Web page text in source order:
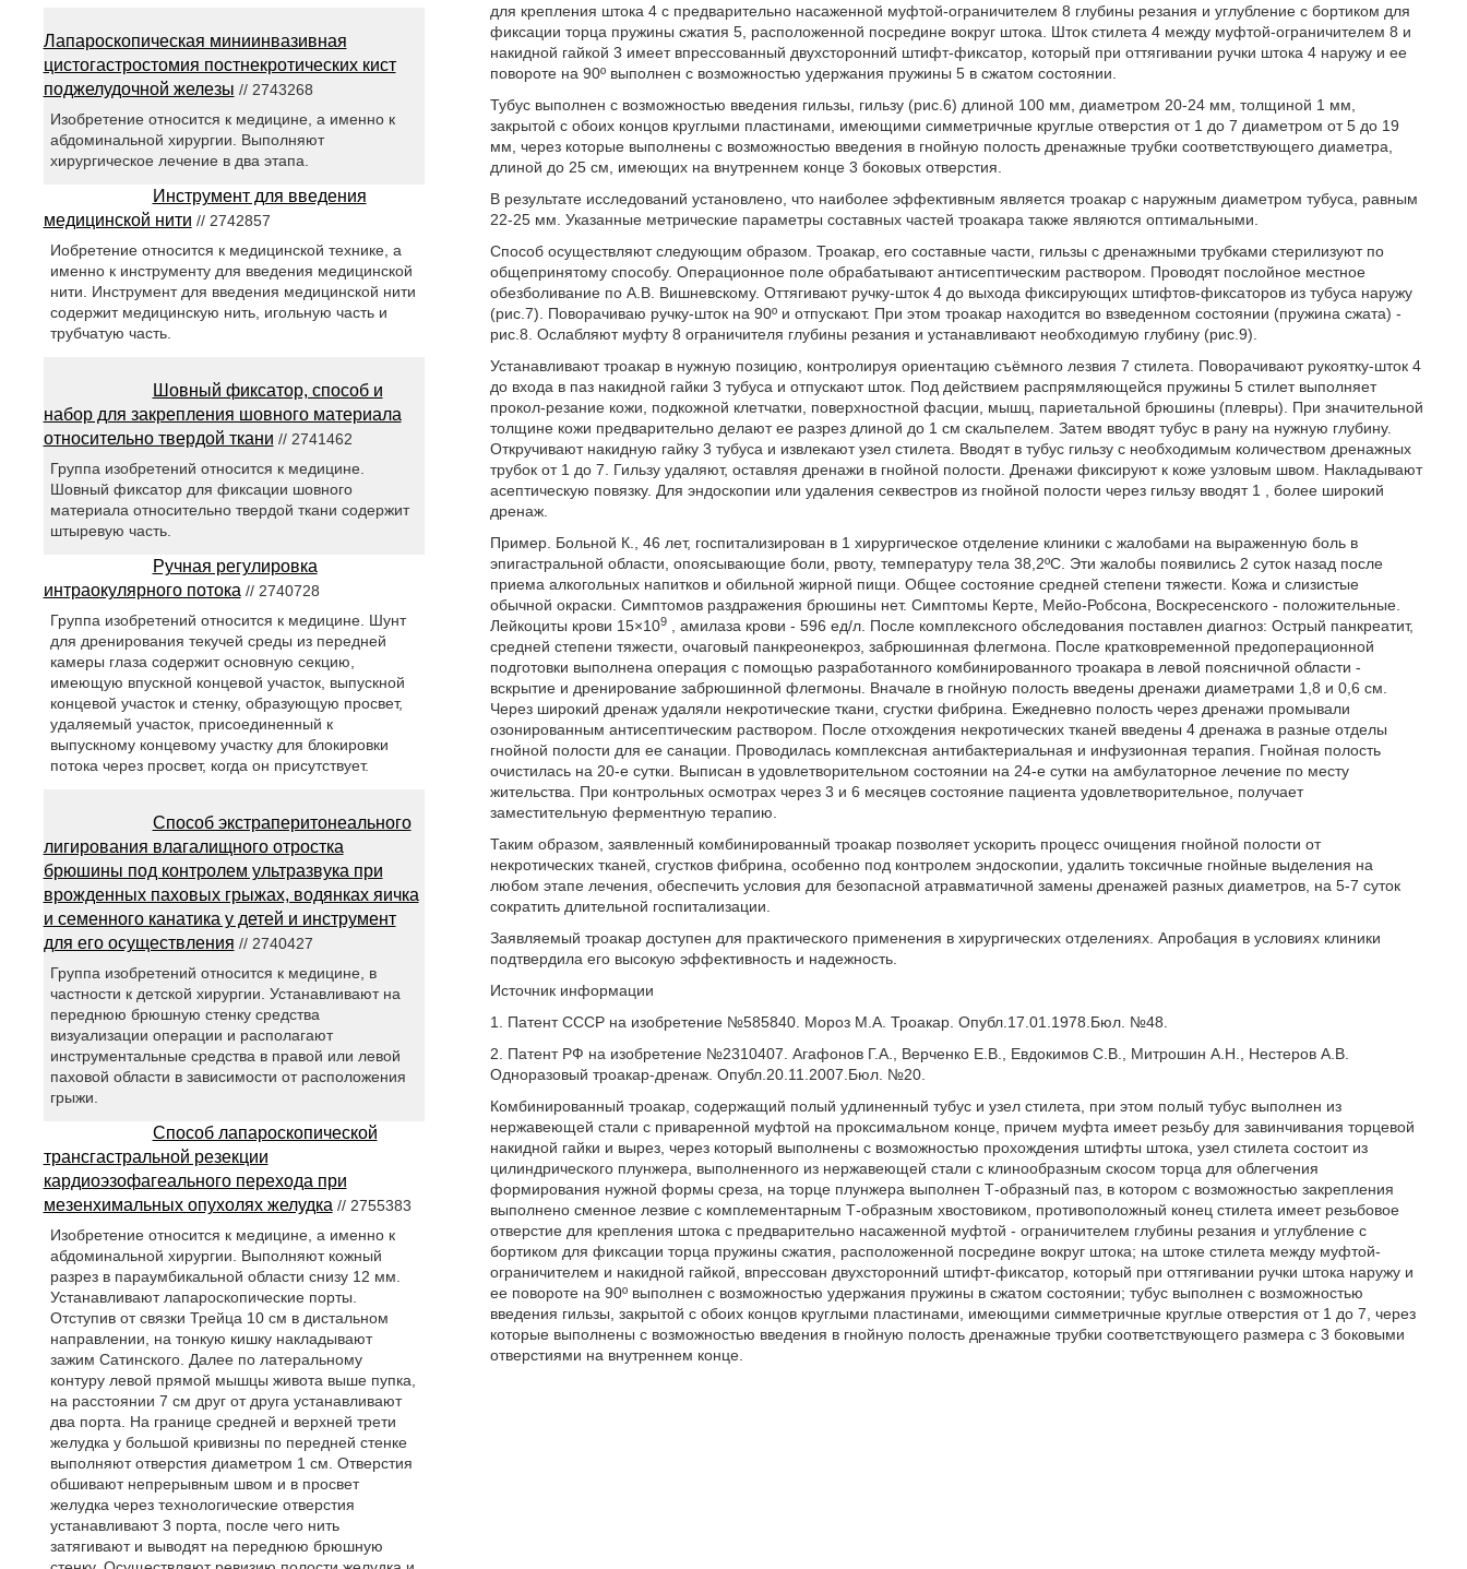
для крепления штока 4 с предварительно насаженной муфтой-ограничителем 8 глубины резания и углубление с бортиком для
фиксации торца пружины сжатия 5, расположенной посредине вокруг штока. Шток стилета 4 между муфтой-ограничителем 8 и
накидной гайкой 3 имеет впрессованный двухсторонний штифт-фиксатор, который при оттягивании ручки штока 4 наружу и ее
повороте на 90º выполнен с возможностью удержания пружины 5 в сжатом состоянии.
Тубус выполнен с возможностью введения гильзы, гильзу (рис.6) длиной 100 мм, диаметром 20-24 мм, толщиной 1 мм,
закрытой с обоих концов круглыми пластинами, имеющими симметричные круглые отверстия от 1 до 7 диаметром от 5 до 19
мм, через которые выполнены с возможностью введения в гнойную полость дренажные трубки соответствующего диаметра,
длиной до 25 см, имеющих на внутреннем конце 3 боковых отверстия.
В результате исследований установлено, что наиболее эффективным является троакар с наружным диаметром тубуса, равным
22-25 мм. Указанные метрические параметры составных частей троакара также являются оптимальными.
Способ осуществляют следующим образом. Троакар, его составные части, гильзы с дренажными трубками стерилизуют по
общепринятому способу. Операционное поле обрабатывают антисептическим раствором. Проводят послойное местное
обезболивание по А.В. Вишневскому. Оттягивают ручку-шток 4 до выхода фиксирующих штифтов-фиксаторов из тубуса наружу
(рис.7). Поворачиваю ручку-шток на 90º и отпускают. При этом троакар находится во взведенном состоянии (пружина сжата) -
рис.8. Ослабляют муфту 8 ограничителя глубины резания и устанавливают необходимую глубину (рис.9).
Устанавливают троакар в нужную позицию, контролируя ориентацию съёмного лезвия 7 стилета. Поворачивают рукоятку-шток 4
до входа в паз накидной гайки 3 тубуса и отпускают шток. Под действием распрямляющейся пружины 5 стилет выполняет
прокол-резание кожи, подкожной клетчатки, поверхностной фасции, мышц, париетальной брюшины (плевры). При значительной
толщине кожи предварительно делают ее разрез длиной до 1 см скальпелем. Затем вводят тубус в рану на нужную глубину.
Откручивают накидную гайку 3 тубуса и извлекают узел стилета. Вводят в тубус гильзу с необходимым количеством дренажных
трубок от 1 до 7. Гильзу удаляют, оставляя дренажи в гнойной полости. Дренажи фиксируют к коже узловым швом. Накладывают
асептическую повязку. Для эндоскопии или удаления секвестров из гнойной полости через гильзу вводят 1 , более широкий
дренаж.
Пример. Больной К., 46 лет, госпитализирован в 1 хирургическое отделение клиники с жалобами на выраженную боль в
эпигастральной области, опоясывающие боли, рвоту, температуру тела 38,2ºС. Эти жалобы появились 2 суток назад после
приема алкогольных напитков и обильной жирной пищи. Общее состояние средней степени тяжести. Кожа и слизистые
обычной окраски. Симптомов раздражения брюшины нет. Симптомы Керте, Мейо-Робсона, Воскресенского - положительные.
Лейкоциты крови 15×109
, амилаза крови - 596 ед/л. После комплексного обследования поставлен диагноз: Острый панкреатит,
средней степени тяжести, очаговый панкреонекроз, забрюшинная флегмона. После кратковременной предоперационной
подготовки выполнена операция с помощью разработанного комбинированного троакара в левой поясничной области -
вскрытие и дренирование забрюшинной флегмоны. Вначале в гнойную полость введены дренажи диаметрами 1,8 и 0,6 см.
Через широкий дренаж удаляли некротические ткани, сгустки фибрина. Ежедневно полость через дренажи промывали
озонированным антисептическим раствором. После отхождения некротических тканей введены 4 дренажа в разные отделы
гнойной полости для ее санации. Проводилась комплексная антибактериальная и инфузионная терапия. Гнойная полость
очистилась на 20-е сутки. Выписан в удовлетворительном состоянии на 24-е сутки на амбулаторное лечение по месту
жительства. При контрольных осмотрах через 3 и 6 месяцев состояние пациента удовлетворительное, получает
заместительную ферментную терапию.
Таким образом, заявленный комбинированный троакар позволяет ускорить процесс очищения гнойной полости от
некротических тканей, сгустков фибрина, особенно под контролем эндоскопии, удалить токсичные гнойные выделения на
любом этапе лечения, обеспечить условия для безопасной атравматичной замены дренажей разных диаметров, на 5-7 суток
сократить длительной госпитализации.
Заявляемый троакар доступен для практического применения в хирургических отделениях. Апробация в условиях клиники
подтвердила его высокую эффективность и надежность.
Источник информации
1. Патент СССР на изобретение №585840. Мороз М.А. Троакар. Опубл.17.01.1978.Бюл. №48.
2. Патент РФ на изобретение №2310407. Агафонов Г.А., Верченко Е.В., Евдокимов С.В., Митрошин А.Н., Нестеров А.В.
Одноразовый троакар-дренаж. Опубл.20.11.2007.Бюл. №20.
Комбинированный троакар, содержащий полый удлиненный тубус и узел стилета, при этом полый тубус выполнен из
нержавеющей стали с приваренной муфтой на проксимальном конце, причем муфта имеет резьбу для завинчивания торцевой
накидной гайки и вырез, через который выполнены с возможностью прохождения штифты штока, узел стилета состоит из
цилиндрического плунжера, выполненного из нержавеющей стали с клинообразным скосом торца для облегчения
формирования нужной формы среза, на торце плунжера выполнен Т-образный паз, в котором с возможностью закрепления
выполнено сменное лезвие с комплементарным Т-образным хвостовиком, противоположный конец стилета имеет резьбовое
отверстие для крепления штока с предварительно насаженной муфтой - ограничителем глубины резания и углубление с
бортиком для фиксации торца пружины сжатия, расположенной посредине вокруг штока; на штоке стилета между муфтой-
ограничителем и накидной гайкой, впрессован двухсторонний штифт-фиксатор, который при оттягивании ручки штока наружу и
ее повороте на 90º выполнен с возможностью удержания пружины в сжатом состоянии; тубус выполнен с возможностью
введения гильзы, закрытой с обоих концов круглыми пластинами, имеющими симметричные круглые отверстия от 1 до 7, через
которые выполнены с возможностью введения в гнойную полость дренажные трубки соответствующего размера с 3 боковыми
отверстиями на внутреннем конце.
Лапароскопическая миниинвазивная
цистогастростомия постнекротических кист
поджелудочной железы // 2743268
Изобретение относится к медицине, а именно к
абдоминальной хирургии. Выполняют
хирургическое лечение в два этапа.
Инструмент для введения
медицинской нити // 2742857
Иобретение относится к медицинской технике, а
именно к инструменту для введения медицинской
нити. Инструмент для введения медицинской нити
содержит медицинскую нить, игольную часть и
трубчатую часть.
Шовный фиксатор, способ и
набор для закрепления шовного материала
относительно твердой ткани // 2741462
Группа изобретений относится к медицине.
Шовный фиксатор для фиксации шовного
материала относительно твердой ткани содержит
штыревую часть.
Ручная регулировка
интраокулярного потока // 2740728
Группа изобретений относится к медицине. Шунт
для дренирования текучей среды из передней
камеры глаза содержит основную секцию,
имеющую впускной концевой участок, выпускной
концевой участок и стенку, образующую просвет,
удаляемый участок, присоединенный к
выпускному концевому участку для блокировки
потока через просвет, когда он присутствует.
Способ экстраперитонеального
лигирования влагалищного отростка
брюшины под контролем ультразвука при
врожденных паховых грыжах, водянках яичка
и семенного канатика у детей и инструмент
для его осуществления // 2740427
Группа изобретений относится к медицине, в
частности к детской хирургии. Устанавливают на
переднюю брюшную стенку средства
визуализации операции и располагают
инструментальные средства в правой или левой
паховой области в зависимости от расположения
грыжи.
Способ лапароскопической
трансгастральной резекции
кардиоэзофагеального перехода при
мезенхимальных опухолях желудка // 2755383
Изобретение относится к медицине, а именно к
абдоминальной хирургии. Выполняют кожный
разрез в параумбикальной области снизу 12 мм.
Устанавливают лапароскопические порты.
Отступив от связки Трейца 10 см в дистальном
направлении, на тонкую кишку накладывают
зажим Сатинского. Далее по латеральному
контуру левой прямой мышцы живота выше пупка,
на расстоянии 7 см друг от друга устанавливают
два порта. На границе средней и верхней трети
желудка у большой кривизны по передней стенке
выполняют отверстия диаметром 1 см. Отверстия
обшивают непрерывным швом и в просвет
желудка через технологические отверстия
устанавливают 3 порта, после чего нить
затягивают и выводят на переднюю брюшную